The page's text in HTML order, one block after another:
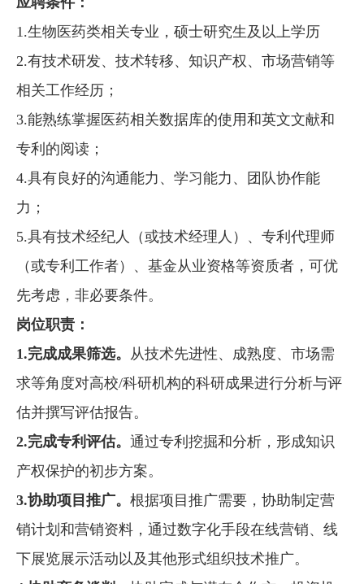
1.生物医药类相关专业，硕士研究生及以上学历
2.有技术研发、技术转移、知识产权、市场营销等
相关工作经历；
3.能熟练掌握医药相关数据库的使用和英文文献和
专利的阅读；
4.具有良好的沟通能力、学习能力、团队协作能
力；
5.具有技术经纪人（或技术经理人）、专利代理师
（或专利工作者）、基金从业资格等资质者，可优
先考虑，非必要条件。
岗位职责：
1.完成成果筛选。 从技术先进性、成熟度、市场需
求等角度对高校/科研机构的科研成果进行分析与评
估并撰写评估报告。
2.完成专利评估。 通过专利挖掘和分析，形成知识
产权保护的初步方案。
3.协助项目推广。 根据项目推广需要，协助制定营
销计划和营销资料，通过数字化手段在线营销、线
下展览展示活动以及其他形式组织技术推广。